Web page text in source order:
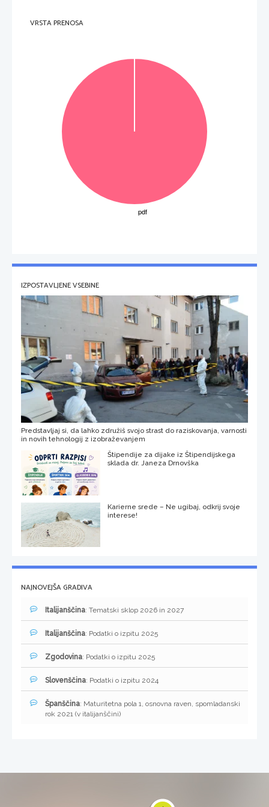
VRSTA PRENOSA
IZPOSTAVLJENE VSEBINE
Predstavljaj si, da lahko združiš svojo strast do raziskovanja, varnosti
in novih tehnologij z izobraževanjem
Štipendije za dijake iz Štipendijskega
sklada dr. Janeza Drnovška
Karierne srede – Ne ugibaj, odkrij svoje
interese!
NAJNOVEJŠA GRADIVA
Italijanščina: Tematski sklop 2026 in 2027
Italijanščina: Podatki o izpitu 2025
Zgodovina: Podatki o izpitu 2025
Slovenščina: Podatki o izpitu 2024
Španščina: Maturitetna pola 1, osnovna raven, spomladanski
rok 2021 (v italijanščini)